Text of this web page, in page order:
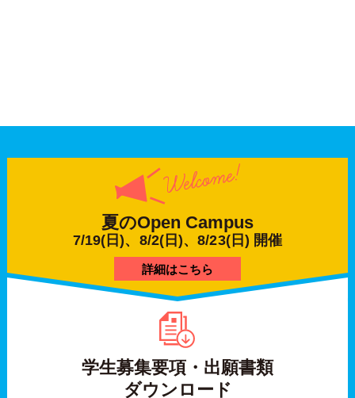
夏のOpen Campus
7/19(日)、8/2(日)、8/23(日) 開催
詳細はこちら
学生募集要項・出願書類
ダウンロード